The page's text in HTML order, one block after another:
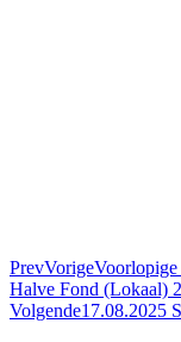
PrevVorigeVoorlopige
Halve Fond (Lokaal)
Volgende17.08.2025